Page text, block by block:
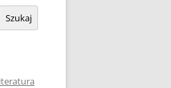
Szukaj